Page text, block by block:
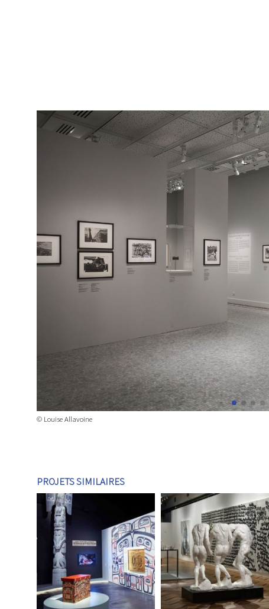
© Louise Allavoine
PROJETS SIMILAIRES